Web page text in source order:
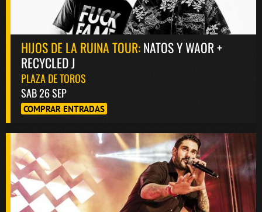
HIJOS DE LA RUINA TOUR:NATOS Y WAOR +
RECYCLED J
PLAZA DE TOROS
SAB 26 SEP
COMPRAR ENTRADAS